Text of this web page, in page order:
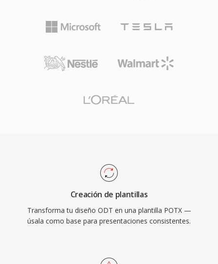
Creación de plantillas
Transforma tu diseño ODT en una plantilla POTX —
úsala como base para presentaciones consistentes.